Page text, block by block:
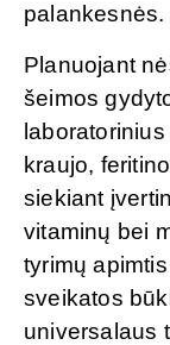
palankesnės.
Planuojant
šeimos
kraujo,
siekiant
vitaminų bei
tyrimų
sveikatos
universalaus